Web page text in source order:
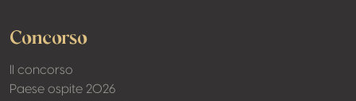
Concorso
Il concorso
Paese ospite 2026